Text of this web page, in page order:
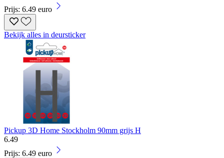
Prijs: 6.49 euro
Bekijk alles in deursticker
Pickup 3D Home Stockholm 90mm grijs H
6.49
Prijs: 6.49 euro